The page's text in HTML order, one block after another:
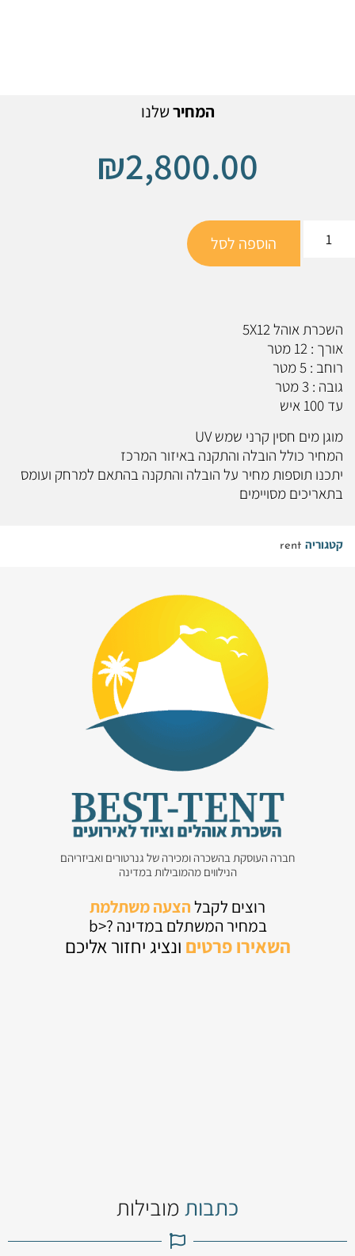
המחירשלנו
₪2,800.00
הוספה לסל
השכרת אוהל 5X12
אורך : 12 מטר
רוחב : 5 מטר
גובה : 3 מטר
עד 100 איש
מוגן מים חסין קרני שמש UV
המחיר כולל הובלה והתקנה באיזור המרכז
יתכנו תוספות מחיר על הובלה והתקנה בהתאם למרחק ועומס
בתאריכים מסויימים
קטגוריה rent
חברה העוסקת בהשכרה ומכירה של גנרטורים ואביזריהם
הנילווים מהמובילות במדינה
רוצים לקבלהצעה משתלמת
במחיר המשתלם במדינה ?<b
השאירו פרטים ונציג יחזור אליכם
כתבות מובילות